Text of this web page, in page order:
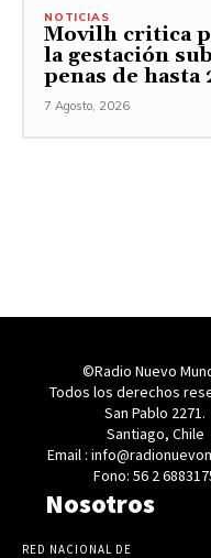
NOTICIAS
Movilh critica
la gestación
penas de hasta
7 Agosto, 2026
©Radio Nuevo
Todos los derechos
San Pablo 2271.
Santiago, Chile
Email :
Fono: 56 2
Nosotros
RED NACIONAL DE